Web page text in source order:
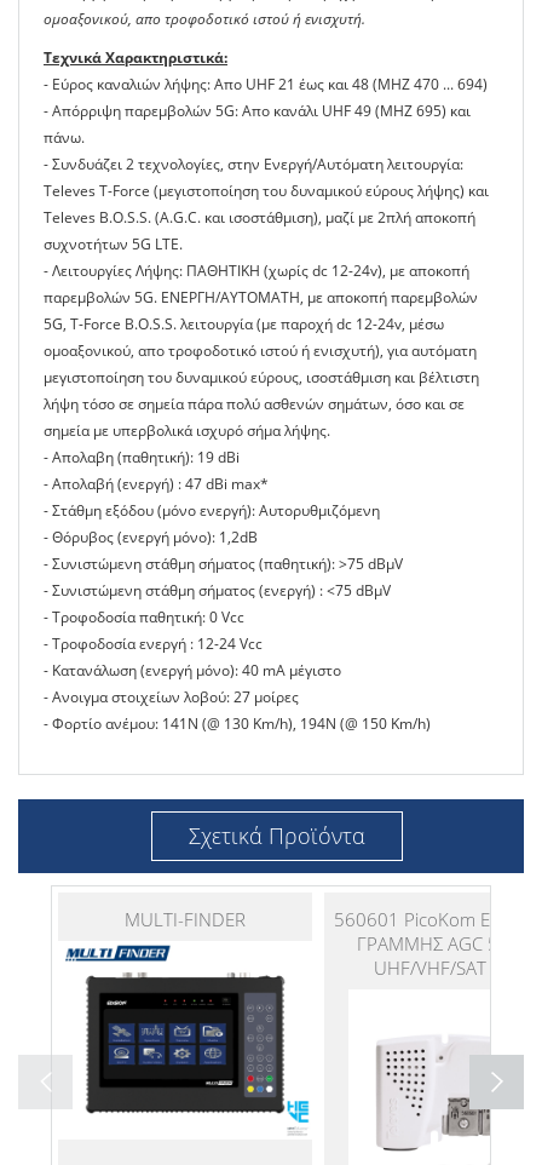
ομοαξονικού, απο τροφοδοτικό ιστού ή ενισχυτή.
Τεχνικά Χαρακτηριστικά:
- Εύρος καναλιών λήψης: Απο UHF 21 έως και 48 (MHZ 470 ... 694)
- Απόρριψη παρεμβολών 5G: Απο κανάλι UHF 49 (MHZ 695) και
πάνω.
- Συνδυάζει 2 τεχνολογίες, στην Ενεργή/Αυτόματη λειτουργία:
Televes T-Force (μεγιστοποίηση του δυναμικού εύρους λήψης) και
Televes Β.O.S.S. (A.G.C. και ισοστάθμιση), μαζί με 2πλή αποκοπή
συχνοτήτων 5G LTE.
- Λειτουργίες Λήψης: ΠΑΘΗΤΙΚΗ (χωρίς dc 12-24v), με αποκοπή
παρεμβολών 5G. ΕΝΕΡΓΗ/AYTOMATH, με αποκοπή παρεμβολών
5G, T-Force Β.Ο.S.S. λειτουργία (με παροχή dc 12-24v, μέσω
ομοαξονικού, απο τροφοδοτικό ιστού ή ενισχυτή), για αυτόματη
μεγιστοποίηση του δυναμικού εύρους, ισοστάθμιση και βέλτιστη
λήψη τόσο σε σημεία πάρα πολύ ασθενών σημάτων, όσο και σε
σημεία με υπερβολικά ισχυρό σήμα λήψης.
- Απολαβη (παθητική): 19 dBi
- Απολαβή (ενεργή) : 47 dBi max*
- Στάθμη εξόδου (μόνο ενεργή): Αυτορυθμιζόμενη
- Θόρυβος (ενεργή μόνο): 1,2dB
- Συνιστώμενη στάθμη σήματος (παθητική): >75 dBμV
- Συνιστώμενη στάθμη σήματος (ενεργή) : <75 dBμV
- Τροφοδοσία παθητική: 0 Vcc
- Τροφοδοσία ενεργή : 12-24 Vcc
- Κατανάλωση (ενεργή μόνο): 40 mA μέγιστο
- Ανοιγμα στοιχείων λοβού: 27 μοίρες
- Φορτίο ανέμου: 141N (@ 130 Km/h), 194N (@ 150 Km/h)
Σχετικά Προϊόντα
MULTI-FINDER
560601 PicoKom
ΓΡΑΜΜΗΣ AGC 5G
UHF/VHF/SAT 2out